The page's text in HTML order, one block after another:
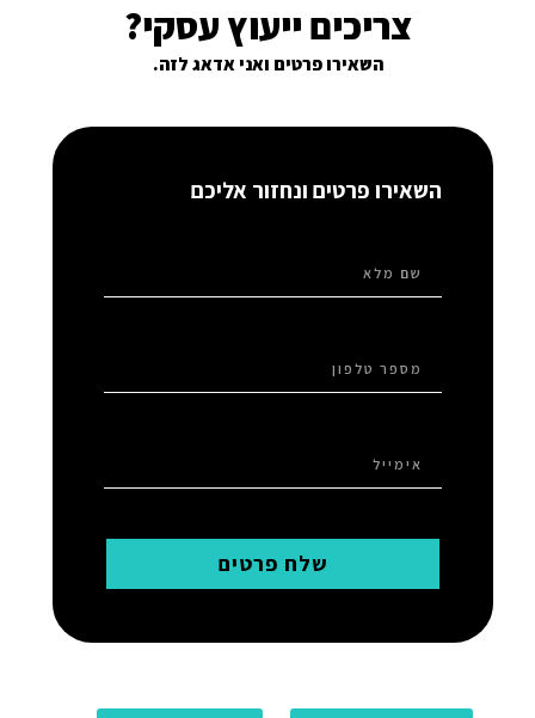
צריכים ייעוץ עסקי?
השאירו פרטים ואני אדאג לזה.
השאירו פרטים ונחזור אליכם
שלח פרטים